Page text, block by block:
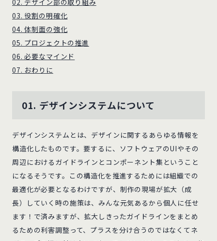
02. デザイン部の取り組み
03. 役割の明確化
04. 体制面の強化
05. プロジェクトの推進
06. 必要なマインド
07. おわりに
01. デザインシステムについて
デザインシステムとは、デザインに関するあらゆる情報を
構造化したものです。要するに、ソフトウェアのUIやその
周辺におけるガイドラインとコンポーネント集ということ
になるそうです。この構造化を推進するためには組織での
最適化が必要となるわけですが、制作の現場が拡大（成
長）していく時の施策は、みんな元気あるから個人に任せ
ます！で済みますが、拡大しきったガイドラインをまとめ
るための利害調整って、プラスを分け合うのではなくてネ